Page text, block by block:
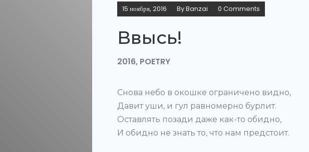
15 ноября, 2016 ByBanzai 0 Comments
Ввысь!
2016, POETRY
Снова небо в окошке ограничено видно,
Давит уши, и гул равномерно бурлит.
Оставлять позади даже как-то обидно,
И обидно не знать то, что нам предстоит.